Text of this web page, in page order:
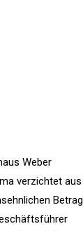
Weber
verzichtet aus
Betrag